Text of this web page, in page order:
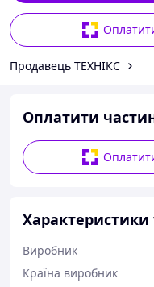
Продавець ТЕХНІКС
Оплатити
Характеристики
Виробник
Країна виробник